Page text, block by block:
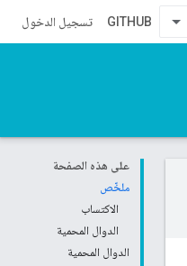
GITHUB تسجيل الدخول
على هذه الصفحة
ملخّص
الاكتساب
الدوال المحمية
الدوال المحمية